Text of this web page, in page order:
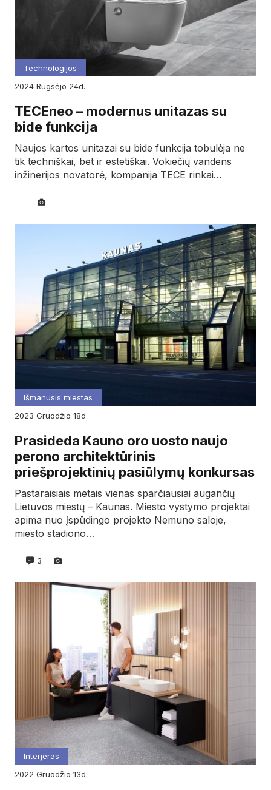
Technologijos
2024
rugsėjo 24d.
TECEneo – modernus unitazas su
bide funkcija
Naujos kartos unitazai su bide funkcija tobulėja ne
tik techniškai, bet ir estetiškai. Vokiečių vandens
inžinerijos novatorė, kompanija TECE rinkai…
Išmanusis miestas
2023
gruodžio 18d.
Prasideda Kauno oro uosto naujo
perono architektūrinis
priešprojektinių pasiūlymų konkursas
Pastaraisiais metais vienas sparčiausiai augančių
Lietuvos miestų – Kaunas. Miesto vystymo projektai
apima nuo įspūdingo projekto Nemuno saloje,
miesto stadiono…
3
Interjeras
2022
gruodžio 13d.